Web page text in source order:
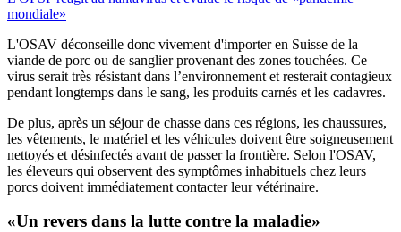
mondiale»
L'OSAV déconseille donc vivement d'importer en Suisse de la
viande de porc ou de sanglier provenant des zones touchées. Ce
virus serait très résistant dans l’environnement et resterait contagieux
pendant longtemps dans le sang, les produits carnés et les cadavres.
De plus, après un séjour de chasse dans ces régions, les chaussures,
les vêtements, le matériel et les véhicules doivent être soigneusement
nettoyés et désinfectés avant de passer la frontière. Selon l'OSAV,
les éleveurs qui observent des symptômes inhabituels chez leurs
porcs doivent immédiatement contacter leur vétérinaire.
«Un revers dans la lutte contre la maladie»